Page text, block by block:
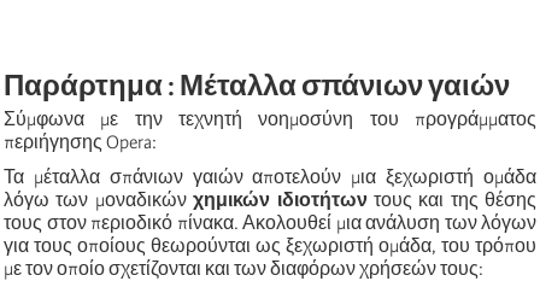
Παράρτημα : Μέταλλα σπάνιων γαιών
Σύμφωνα με την τεχνητή νοημοσύνη του προγράμματος
περιήγησης Opera:
Τα μέταλλα σπάνιων γαιών αποτελούν μια ξεχωριστή ομάδα
λόγω των μοναδικώνχημικών ιδιοτήτωντους και της θέσης
τους στον περιοδικό πίνακα. Ακολουθεί μια ανάλυση των λόγων
για τους οποίους θεωρούνται ως ξεχωριστή ομάδα, του τρόπου
με τον οποίο σχετίζονται και των διαφόρων χρήσεών τους: